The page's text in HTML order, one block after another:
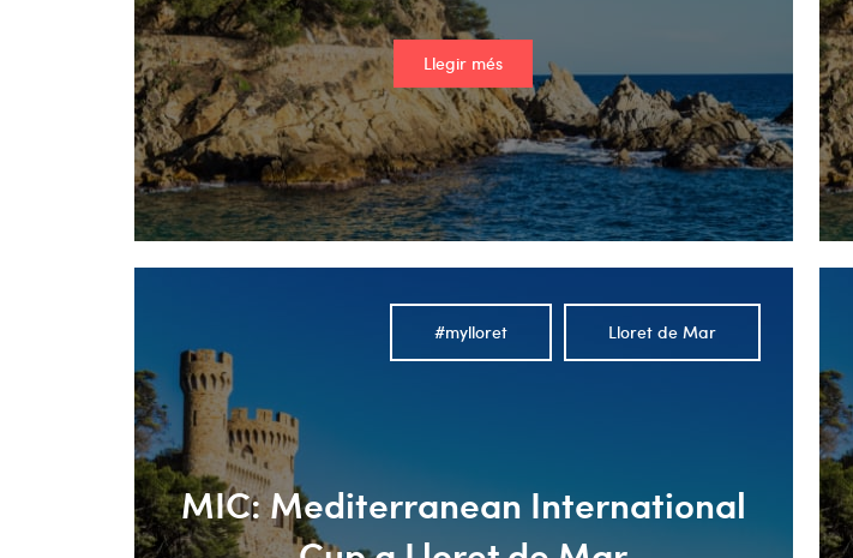
Llegir més
MIC: Mediterranean International
Lloret de Mar
#mylloret